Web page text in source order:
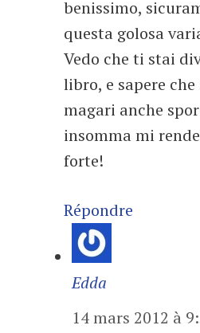
benissimo,
questa golosa
Vedo che ti stai
libro, e sapere
magari anche
insomma mi
forte!
Répondre
Edda
14 mars 2012 à